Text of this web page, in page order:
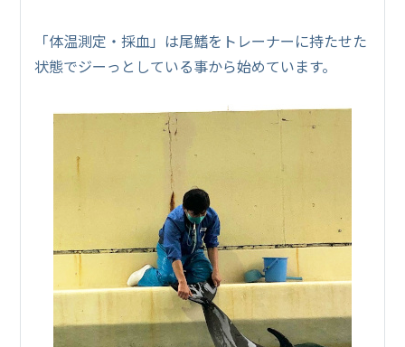
「体温測定・採血」は尾鰭をトレーナーに持たせた
状態でジーっとしている事から始めています。